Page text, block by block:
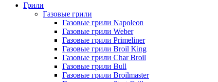
Грили
Газовые грили
Газовые грили Napoleon
Газовые грили Weber
Газовые грили Primeliner
Газовые грили Broil King
Газовые грили Char Broil
Газовые грили Bull
Газовые грили Broilmaster